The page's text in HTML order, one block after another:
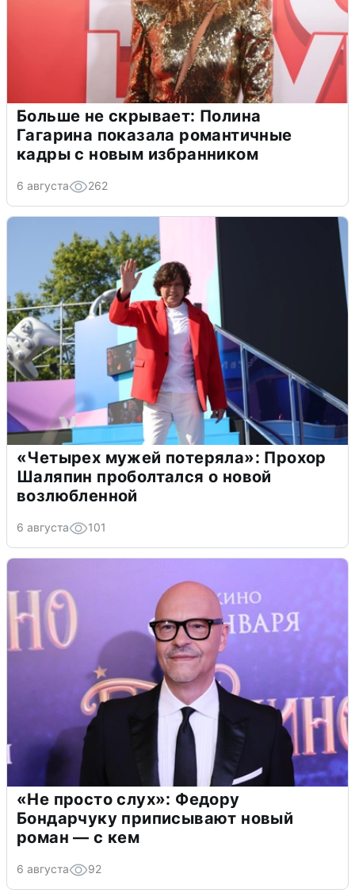
Больше не скрывает: Полина
Гагарина показала романтичные
кадры с новым избранником
6 августа 262
«Четырех мужей потеряла»: Прохор
Шаляпин проболтался о новой
возлюбленной
6 августа 101
«Не просто слух»: Федору
Бондарчуку приписывают новый
роман — с кем
6 августа 92